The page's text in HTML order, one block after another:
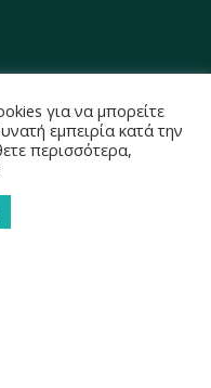
για να μπορείτε
εμπειρία κατά την
περισσότερα,